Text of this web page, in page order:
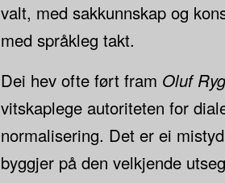
valt, med sakkunnskap og
med språkleg takt.
Dei hev ofte ført fram Oluf
vitskaplege autoriteten for
normalisering. Det er ei
byggjer på den velkjende